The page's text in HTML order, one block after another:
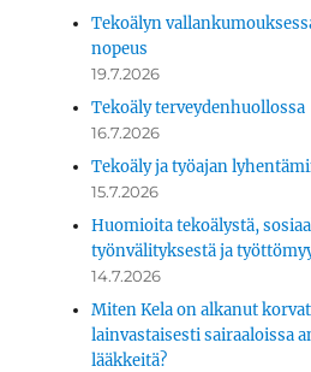
Tekoälyn
nopeus
19.7.2026
Tekoäly terveydenhuollossa
16.7.2026
Tekoäly ja työajan
15.7.2026
Huomioita tekoälystä,
työnvälityksestä ja
14.7.2026
Miten Kela on alkanut
lainvastaisesti sairaaloissa
lääkkeitä?